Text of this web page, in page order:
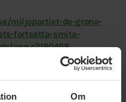
Om
miljopartiet-de-grona-
fortsatta-smita-